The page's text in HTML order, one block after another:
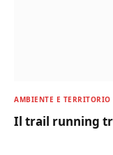
AMBIENTE E TERRITORIO
Il trail running